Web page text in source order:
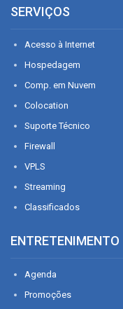
SERVIÇOS
Acesso à Internet
Hospedagem
Comp. em Nuvem
Colocation
Suporte Técnico
Firewall
VPLS
Streaming
Classificados
ENTRETENIMENTO
Agenda
Promoções